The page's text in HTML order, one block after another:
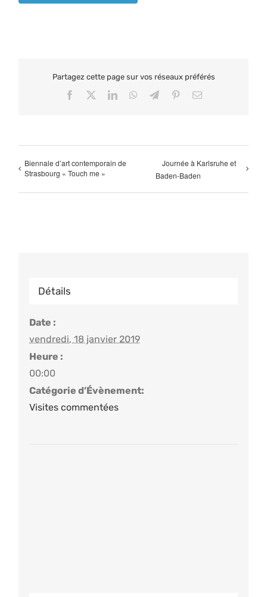
Partagez cette page sur vos réseaux préférés
Facebook LinkedInWhatsApp
TelegramPinterestEmail
Biennale d’art contemporain de
Strasbourg « Touch me »
Journée à Karlsruhe et
Baden-Baden
Détails
Date :
vendredi, 18 janvier 2019
Heure :
00:00
Catégorie d’Évènement:
Visites commentées